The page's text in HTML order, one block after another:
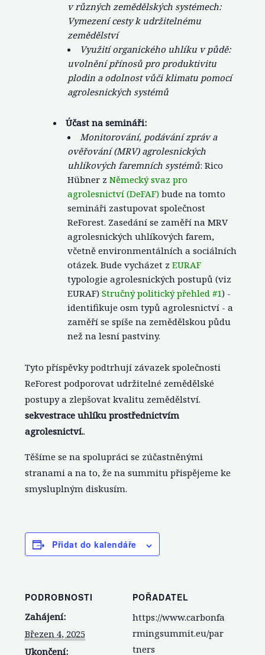
v různých zemědělských systémech:
Vymezení cesty k udržitelnému
zemědělství
Využití organického uhlíku v půdě:
uvolnění přínosů pro produktivitu
plodin a odolnost vůči klimatu pomocí
agrolesnických systémů
Účast na semináři:
Monitorování, podávání zpráv a
ověřování (MRV) agrolesnických
uhlíkových faremních systémů: Rico
Hübner zNěmecký svaz pro
agrolesnictví (DeFAF) bude na tomto
semináři zastupovat společnost
ReForest. Zasedání se zaměří na MRV
agrolesnických uhlíkových farem,
včetně environmentálních a sociálních
otázek. Bude vycházet zEURAF
typologie agrolesnických postupů (viz
EURAF)Stručný politický přehled #1) -
identifikuje osm typů agrolesnictví - a
zaměří se spíše na zemědělskou půdu
než na lesní pastviny.
Tyto příspěvky podtrhují závazek společnosti
ReForest podporovat udržitelné zemědělské
postupy a zlepšovat kvalitu zemědělství.
sekvestrace uhlíku prostřednictvím
agrolesnictví..
Těšíme se na spolupráci se zúčastněnými
stranami a na to, že na summitu přispějeme ke
smysluplným diskusím.
Přidat do kalendáře
PODROBNOSTI
Zahájení:
Březen 4, 2025
Ukončení:
POŘADATEL
https://www.carbonfa
rmingsummit.eu/par
tners